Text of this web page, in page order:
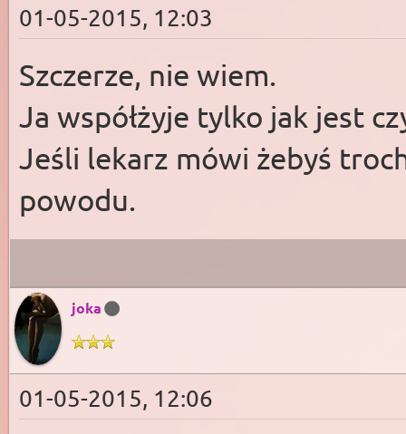
01-05-2015, 12:03
Szczerze, nie wiem.
Ja współżyje tylko jak jest
Jeśli lekarz mówi żebyś
powodu.
joka
01-05-2015, 12:06